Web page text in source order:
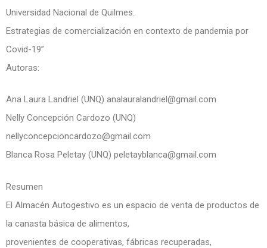
Universidad Nacional de Quilmes.
Estrategias de comercialización en contexto de pandemia por
Covid-19”
Autoras:
Ana Laura Landriel (UNQ) analauralandriel@gmail.com
Nelly Concepción Cardozo (UNQ)
nellyconcepcioncardozo@gmail.com
Blanca Rosa Peletay (UNQ) peletayblanca@gmail.com
Resumen
El Almacén Autogestivo es un espacio de venta de productos de
la canasta básica de alimentos,
provenientes de cooperativas, fábricas recuperadas,